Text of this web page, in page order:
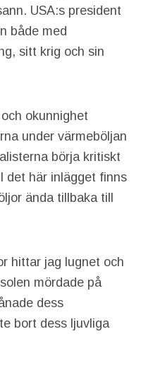
USA:s president
både med
sitt krig och sin
okunnighet
under värmeböljan
börja kritiskt
det här inlägget finns
ända tillbaka till
hittar jag lugnet och
mördade på
dess
bort dess ljuvliga